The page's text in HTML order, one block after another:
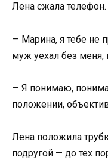
Лена сжала телефон.
— Марина, я тебе не
муж уехал без меня,
— Я понимаю,
положении,
Лена положила
подругой — до тех